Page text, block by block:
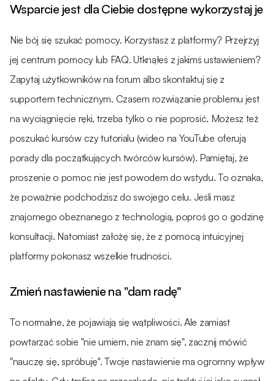
Wsparcie jest dla Ciebie dostępne wykorzystaj je
Nie bój się szukać pomocy. Korzystasz z platformy? Przejrzyj
jej centrum pomocy lub FAQ. Utknąłeś z jakimś ustawieniem?
Zapytaj użytkowników na forum albo skontaktuj się z
supportem technicznym. Czasem rozwiązanie problemu jest
na wyciągnięcie ręki, trzeba tylko o nie poprosić. Możesz też
poszukać kursów czy tutorialu (wideo na YouTube oferują
porady dla początkujących twórców kursów). Pamiętaj, że
proszenie o pomoc nie jest powodem do wstydu. To oznaka,
że poważnie podchodzisz do swojego celu. Jeśli masz
znajomego obeznanego z technologią, poproś go o godzinę
konsultacji. Natomiast założę się, że z pomocą intuicyjnej
platformy pokonasz wszelkie trudności.
Zmień nastawienie na "dam radę"
To normalne, że pojawiają się wątpliwości. Ale zamiast
powtarzać sobie "nie umiem, nie znam się", zacznij mówić
"nauczę się, spróbuję". Twoje nastawienie ma ogromny wpływ